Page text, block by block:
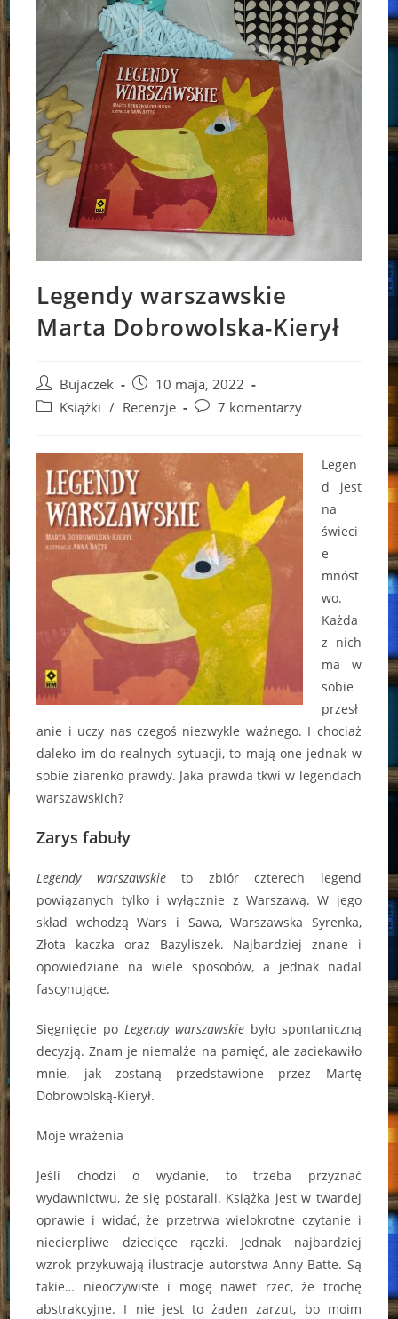
Legendy warszawskie
Marta Dobrowolska-Kierył
Post
author:
Bujaczek
Post
published:
10 maja, 2022
PostKsiążki / Recenzje
Post7 komentarzy
Legen
d jest
na
świeci
e
mnóst
wo.
Każda
z nich
ma w
sobie
przesł
anie i uczy nas czegoś niezwykle ważnego. I chociaż
daleko im do realnych sytuacji, to mają one jednak w
sobie ziarenko prawdy. Jaka prawda tkwi w legendach
warszawskich?
Zarys fabuły
Legendy warszawskieto zbiór czterech legend
powiązanych tylko i wyłącznie z Warszawą. W jego
skład wchodzą Wars i Sawa, Warszawska Syrenka,
Złota kaczka oraz Bazyliszek. Najbardziej znane i
opowiedziane na wiele sposobów, a jednak nadal
fascynujące.
Sięgnięcie po Legendy warszawskiebyło spontaniczną
decyzją. Znam je niemalże na pamięć, ale zaciekawiło
mnie, jak zostaną przedstawione przez Martę
Dobrowolską-Kierył.
Moje wrażenia
Jeśli chodzi o wydanie, to trzeba przyznać
wydawnictwu, że się postarali. Książka jest w twardej
oprawie i widać, że przetrwa wielokrotne czytanie i
niecierpliwe dziecięce rączki. Jednak najbardziej
wzrok przykuwają ilustracje autorstwa Anny Batte. Są
takie… nieoczywiste i mogę nawet rzec, że trochę
abstrakcyjne. I nie jest to żaden zarzut, bo moim